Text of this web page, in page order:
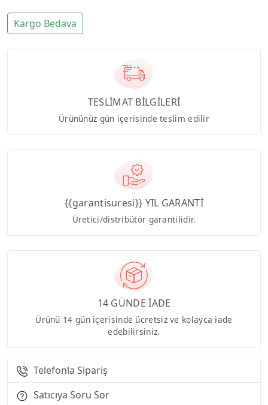
Kargo Bedava
TESLİMAT BİLGİLERİ
Ürününüz gün içerisinde teslim edilir
{{garantisuresi}} YIL GARANTİ
Üretici/distribütör garantilidir.
14 GÜNDE İADE
Ürünü 14 gün içerisinde ücretsiz ve kolayca iade
edebilirsiniz.
Telefonla Sipariş
Satıcıya Soru Sor